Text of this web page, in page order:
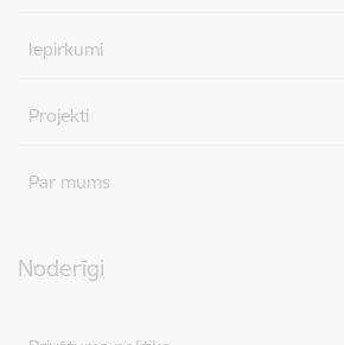
Iepirkumi
Projekti
Par mums
Noderīgi